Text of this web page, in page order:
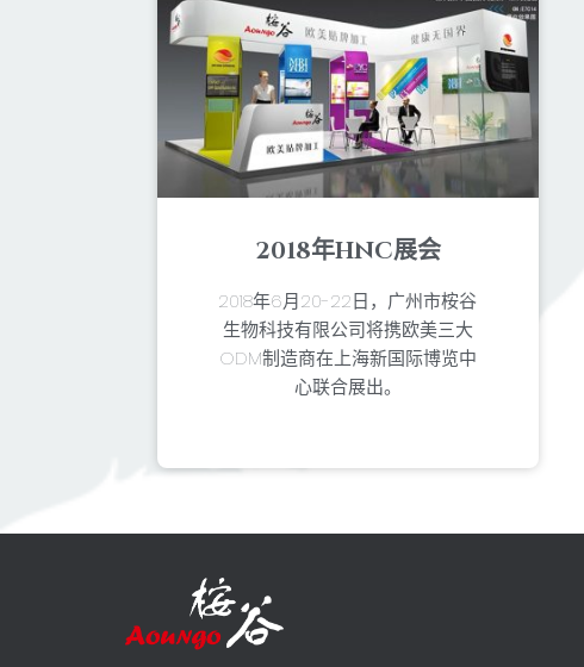
2018年HNC展会
2018年6月20-22日，广州市桉谷
生物科技有限公司将携欧美三大
ODM制造商在上海新国际博览中
心联合展出。